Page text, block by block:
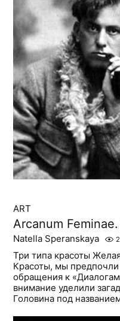
ART
Arcanum
Natella Speranskaya
Три типа красоты
Красоты, мы
обращения к
внимание уделили
Головина под